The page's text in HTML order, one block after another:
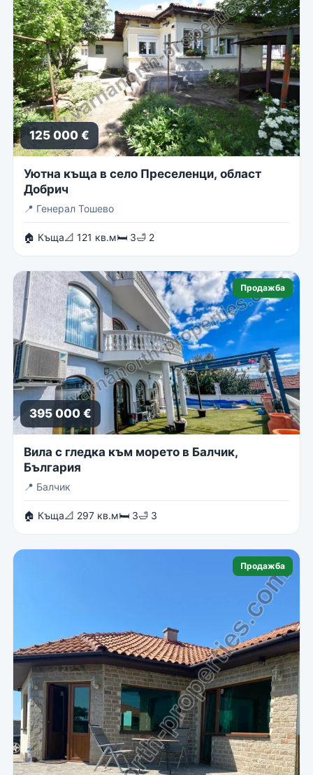
125 000 €
Уютна къща в село Преселенци, област
Добрич
📍 Генерал Тошево
🏠 Къща📐 121 кв.м🛏 3🛁 2
Продажба
395 000 €
Вила с гледка към морето в Балчик,
България
📍 Балчик
🏠 Къща📐 297 кв.м🛏 3🛁 3
Продажба